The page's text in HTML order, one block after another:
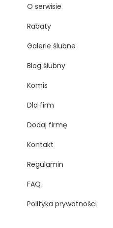
O serwisie
Rabaty
Galerie ślubne
Blog ślubny
Komis
Dla firm
Dodaj firmę
Kontakt
Regulamin
FAQ
Polityka prywatności